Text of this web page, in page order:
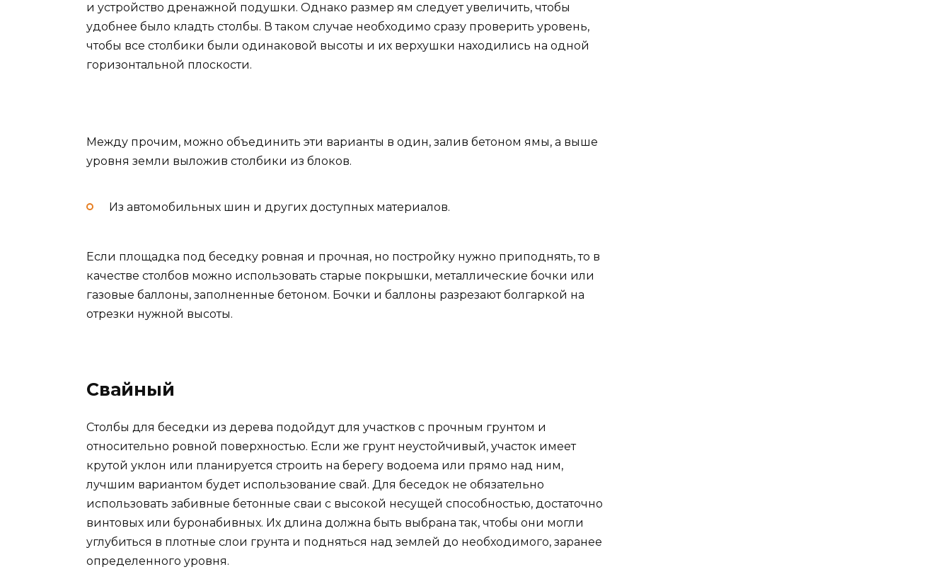
и устройство дренажной подушки. Однако размер ям следует увеличить, чтобы
удобнее было кладть столбы. В таком случае необходимо сразу проверить уровень,
чтобы все столбики были одинаковой высоты и их верхушки находились на одной
горизонтальной плоскости.
Между прочим, можно объединить эти варианты в один, залив бетоном ямы, а выше
уровня земли выложив столбики из блоков.
Из автомобильных шин и других доступных материалов.
Если площадка под беседку ровная и прочная, но постройку нужно приподнять, то в
качестве столбов можно использовать старые покрышки, металлические бочки или
газовые баллоны, заполненные бетоном. Бочки и баллоны разрезают болгаркой на
отрезки нужной высоты.
Свайный
Столбы для беседки из дерева подойдут для участков с прочным грунтом и
относительно ровной поверхностью. Если же грунт неустойчивый, участок имеет
крутой уклон или планируется строить на берегу водоема или прямо над ним,
лучшим вариантом будет использование свай. Для беседок не обязательно
использовать забивные бетонные сваи с высокой несущей способностью, достаточно
винтовых или буронабивных. Их длина должна быть выбрана так, чтобы они могли
углубиться в плотные слои грунта и подняться над землей до необходимого, заранее
определенного уровня.